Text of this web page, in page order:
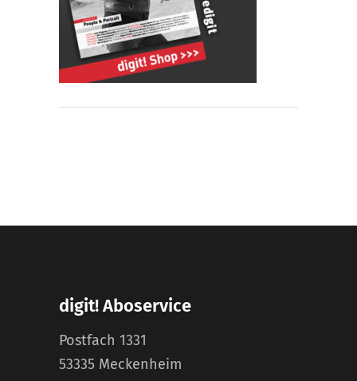
digit! Aboservice
Postfach 1331
53335 Meckenheim